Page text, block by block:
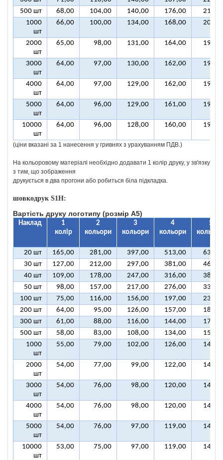
500 шт
68,00 104,00 140,00 176,00
1000
шт
66,00 100,00 134,00 168,00
2000
шт
65,00 98,00 131,00 164,00
3000
шт
64,00 97,00 130,00 162,00
4000
шт
64,00 97,00 129,00 162,00
5000
шт
64,00 96,00 129,00 161,00
10000
шт
64,00 96,00 128,00 160,00
(ціни вказані за 1 нанесення у гривнях з урахуванням ПДВ.)
На кольоровому матеріалі необхідно додавати 1 колір друку, у зв'язку
з тим, що зображення
друкується в два прогони або робиться біла підкладка.
шовкодрук S1H:
Вартість друку логотипу (розмір А5)
Наклад
1
колір
2
кольори
3
кольори
4
кольори
5
20 шт 165,00 281,00 397,00 513,00
30 шт
127,00 212,00 297,00 381,00
40 шт
109,00 178,00 247,00 316,00
50 шт
98,00 157,00 217,00 276,00
100 шт
75,00 116,00 156,00 197,00
200 шт
64,00 95,00 126,00 157,00
300 шт
61,00 88,00 116,00 144,00
500 шт
58,00 83,00 108,00 134,00
1000
шт
55,00 79,00 102,00 126,00
2000
шт
54,00 77,00 99,00 122,00
3000
шт
54,00 76,00 98,00 120,00
4000
шт
54,00 76,00 98,00 120,00
5000
шт
54,00 76,00 97,00 119,00
10000
шт
53,00 75,00 97,00 119,00